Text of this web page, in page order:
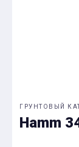
ГРУНТОВЫЙ
Hamm